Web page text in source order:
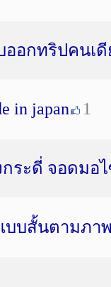
อกทริปคนเดี
in japan 1
ระดี่ จอดมอ
บบสั้นตามภา